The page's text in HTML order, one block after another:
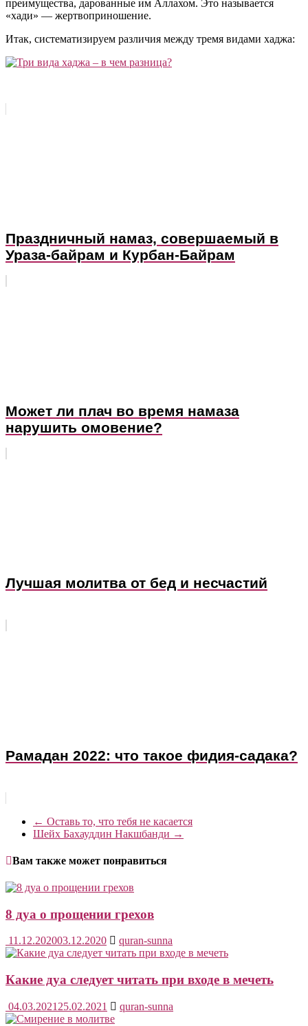
преимущества, дарованные им Аллахом. Это называется
«хади» — жертвоприношение.
Итак, систематизируем различия между тремя видами хаджа:
Праздничный намаз, совершаемый в
Ураза-байрам и Курбан-Байрам
Может ли плач во время намаза
нарушить омовение?
Лучшая молитва от бед и несчастий
Рамадан 2022: что такое фидия-садака?
← Оставь то, что тебя не касается
Шейх Бахауддин Накшбанди →
Вам также может понравиться
8 дуа о прощении грехов
11.12.202003.12.2020 quran-sunna
Какие дуа следует читать при входе в мечеть
04.03.2021 25.02.2021 quran-sunna